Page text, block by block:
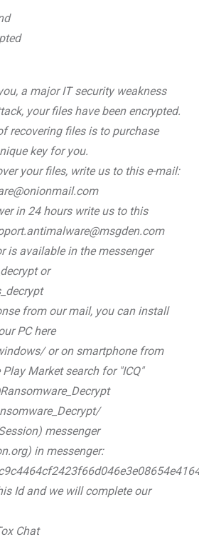
a major IT security weakness
your files have been encrypted.
recovering files is to purchase
key for you.
your files, write us to this e-mail:
in 24 hours write us to this
is available in the messenger
or
from our mail, you can install
PC here
or on smartphone from
Market search for "ICQ"
messenger
in messenger:
Id and we will complete our
Chat